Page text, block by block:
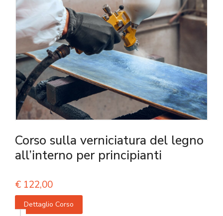
Corso sulla verniciatura del legno
all’interno per principianti
€ 122,00
Dettaglio Corso